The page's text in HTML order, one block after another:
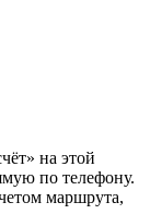
на этой
по телефону.
маршрута,